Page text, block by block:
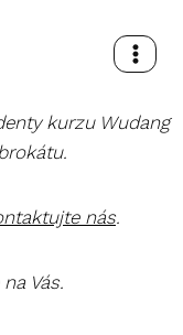
kurzu Wudang
nás.
Vás.